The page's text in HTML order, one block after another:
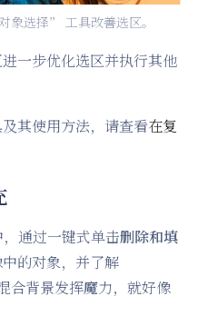
选择” 工具改善选区。
一步优化选区并执行其他
其使用方法，请查看在复
通过一键式单击删除和填
的对象，并了解
合背景发挥魔力，就好像